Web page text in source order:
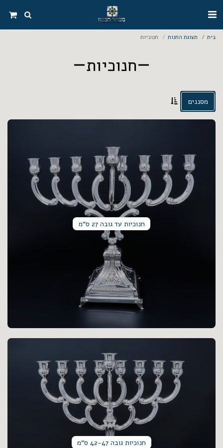
בית תצוגת החנות חנוכיות
חנוכיות
מסננים
חנוכיות עד גובה 27 ס"מ
חנוכיות גובה 42-47 ס"מ